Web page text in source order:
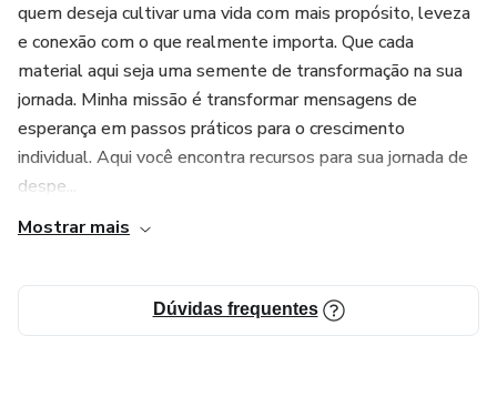
quem deseja cultivar uma vida com mais propósito, leveza
e conexão com o que realmente importa. Que cada
material aqui seja uma semente de transformação na sua
jornada. Minha missão é transformar mensagens de
esperança em passos práticos para o crescimento
individual. Aqui você encontra recursos para sua jornada de
despe...
Mostrar mais
Dúvidas frequentes